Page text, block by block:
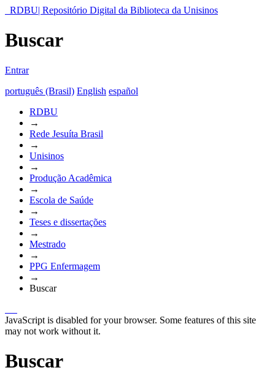
RDBU| Repositório Digital da Biblioteca da Unisinos
Buscar
Entrar
português (Brasil) English español
RDBU
→
Rede Jesuíta Brasil
→
Unisinos
→
Produção Acadêmica
→
Escola de Saúde
→
Teses e dissertações
→
Mestrado
→
PPG Enfermagem
→
Buscar
JavaScript is disabled for your browser. Some features of this site
may not work without it.
Buscar